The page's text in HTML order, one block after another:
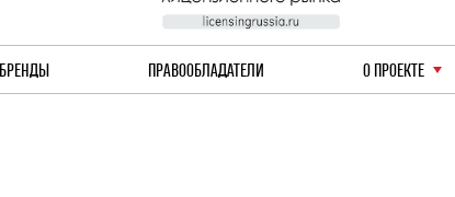
БРЕНДЫ ПРАВООБЛАДАТЕЛИ О ПРОЕКТЕ